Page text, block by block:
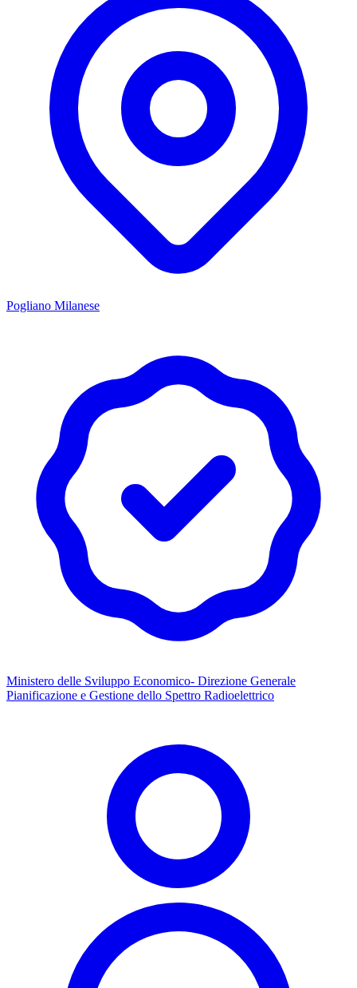
Pogliano Milanese
Ministero delle Sviluppo Economico- Direzione Generale
Pianificazione e Gestione dello Spettro Radioelettrico